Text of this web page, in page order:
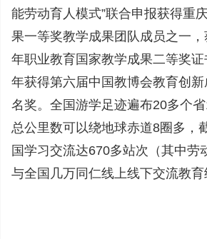
能劳动育人模式”联合申报获得重
果一等奖教学成果团队成员之一
年职业教育国家教学成果二等奖
年获得第六届中国教博会教育创新
名奖。全国游学足迹遍布20多个
总公里数可以绕地球赤道8圈多，
国学习交流达670多站次（其中劳
与全国几万同仁线上线下交流教育